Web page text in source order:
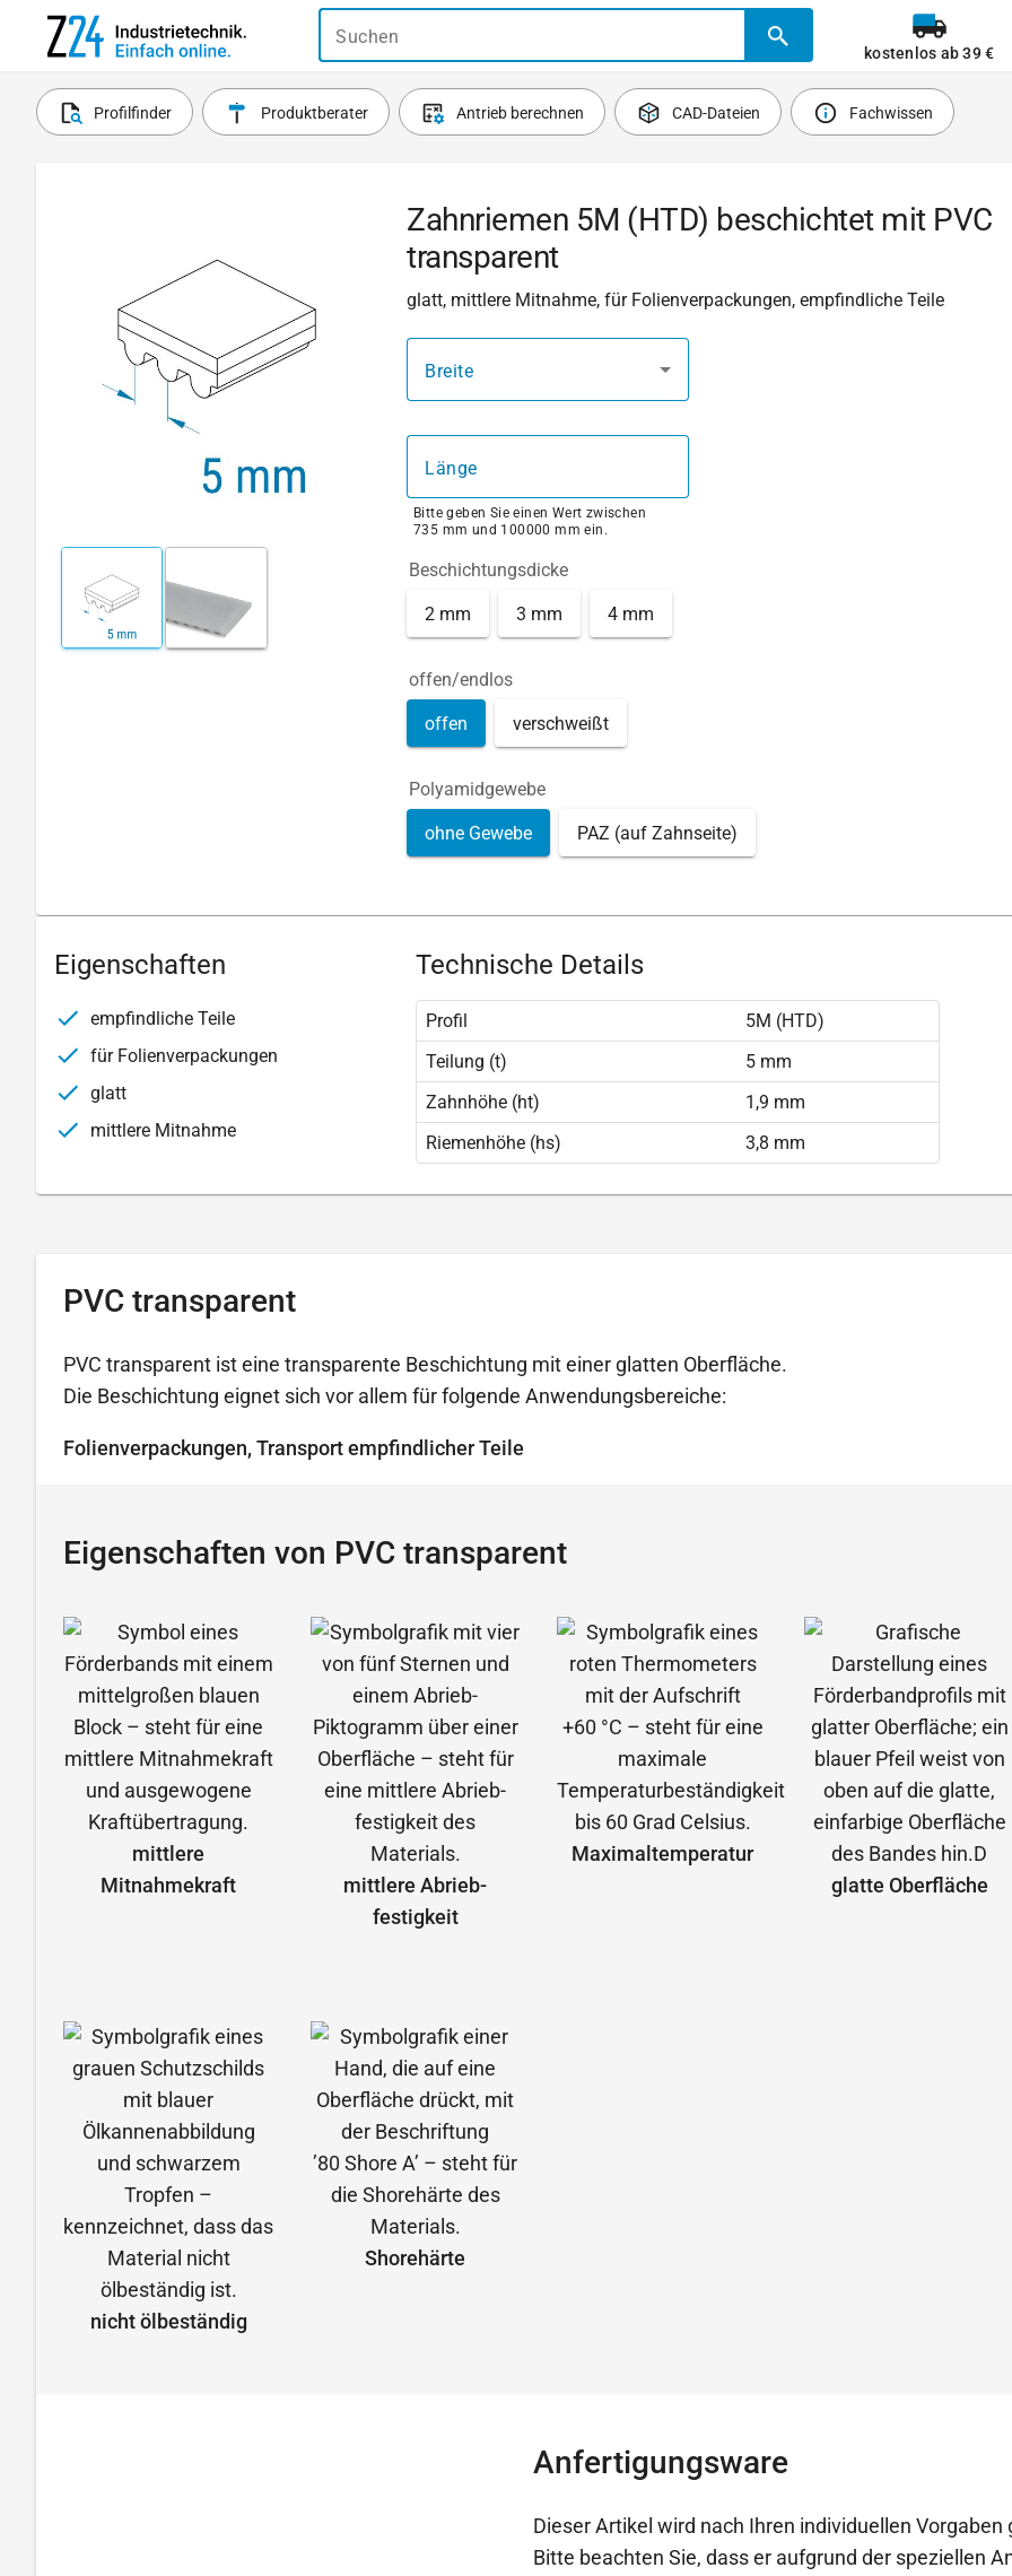
Suchen
kostenlos ab 39 €
Profilfinder Produktberater Antrieb berechnen CAD-Dateien Fachwissen
Zahnriemen 5M (HTD) beschichtet mit PVC
transparent
glatt, mittlere Mitnahme, für Folienverpackungen, empfindliche Teile
Breite
Länge
Bitte geben Sie einen Wert zwischen
735 mm und 100000 mm ein.
Beschichtungsdicke
2 mm 3 mm 4 mm
offen/endlos
offen verschweißt
Polyamidgewebe
ohne Gewebe PAZ (auf Zahnseite)
Eigenschaften
empfindliche Teile
für Folienverpackungen
glatt
mittlere Mitnahme
Technische Details
Profil
5M (HTD)
Teilung (t)
5 mm
Zahnhöhe (ht)
1,9 mm
Riemenhöhe (hs)
3,8 mm
PVC transparent
PVC transparent ist eine transparente Beschichtung mit einer glatten Oberfläche.
Die Beschichtung eignet sich vor allem für folgende Anwendungsbereiche:
Folienverpackungen, Transport empfindlicher Teile
Eigenschaften von PVC transparent
mittlere
Mitnahmekraft
mittlere Abrieb­
festigkeit
Maximal­temperatur
glatte Oberfläche
nicht ölbeständig
Shorehärte
Anfertigungsware
Dieser Artikel wird nach Ihren individuellen Vorgaben
Bitte beachten Sie, dass er aufgrund der speziellen